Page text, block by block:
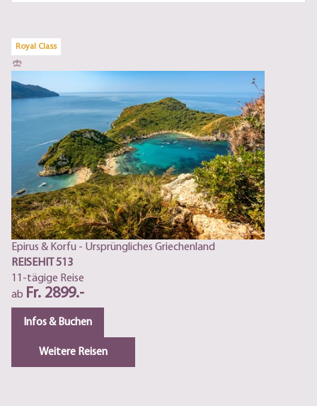
Royal Class
Epirus & Korfu - Ursprüngliches Griechenland
REISEHIT 513
11-tägige Reise
ab Fr. 2899.-
Infos & Buchen
Weitere Reisen